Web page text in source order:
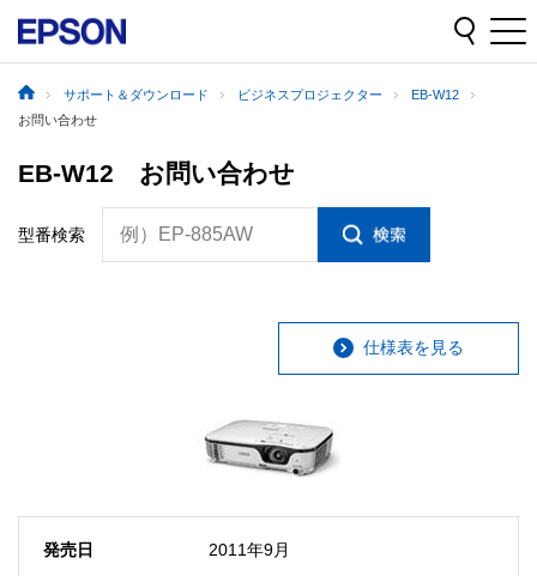
サポート＆ダウンロード ビジネスプロジェクター
EB-W12
お問い合わせ
EB-W12 お問い合わせ
型番検索 例）EP-885AW
仕様表を見る
発売日 2011年9月